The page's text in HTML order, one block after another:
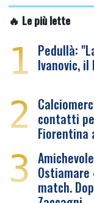
🔥 Le più lette
1 Pedullà:
Ivanovic,
2 contatti
Fiorentina
3 match.